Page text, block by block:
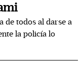
de todos al darse a
la policía lo